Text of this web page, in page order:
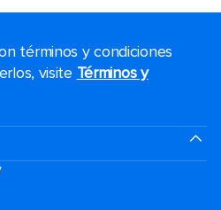
términos y condiciones
visite Términos y